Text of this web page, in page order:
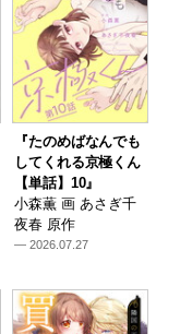
『たのめばなんでも
してくれる京極くん
【単話】10』
小森薫 画 あさぎ千
夜春 原作
— 2026.07.27